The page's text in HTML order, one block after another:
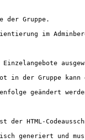
der Gruppe.
im
Einzelangebote
in der Gruppe
geändert
der HTML-
generiert und